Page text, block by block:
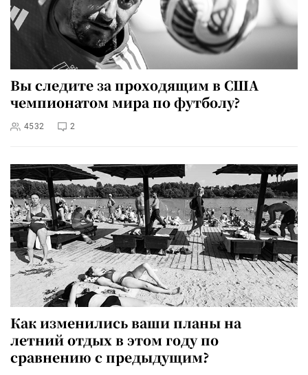
Вы следите за проходящим в США
чемпионатом мира по футболу?
4532 2
Как изменились ваши планы на
летний отдых в этом году по
сравнению с предыдущим?